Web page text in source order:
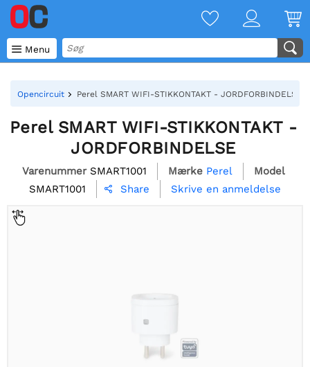
 Menu
Opencircuit Perel SMART WIFI-STIKKONTAKT - JORDFORBINDELSE
Perel SMART WIFI-STIKKONTAKT -
JORDFORBINDELSE
Varenummer SMART1001 Mærke Perel
Model
SMART1001
 Share Skrive en anmeldelse